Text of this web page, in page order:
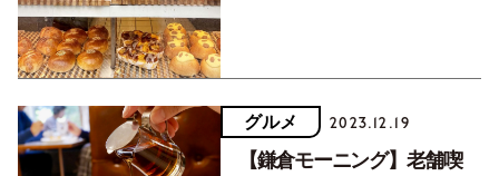
グルメ 2023.12.19
【鎌倉モーニング】老舗喫